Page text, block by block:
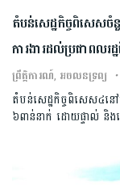
តំបន់សេដ្ឋកិច្ចពិសេស​ចំ
ការងារដល់​ប្រជាពលរ
ព្រឹត្តិការណ៍, អចលនទ្រព្យ
តំបន់​សេដ្ឋកិច្ច​ពិសេស៤​នៅ​
៦ពាន់​នាក់​ ដោយផ្ទាល់ និ